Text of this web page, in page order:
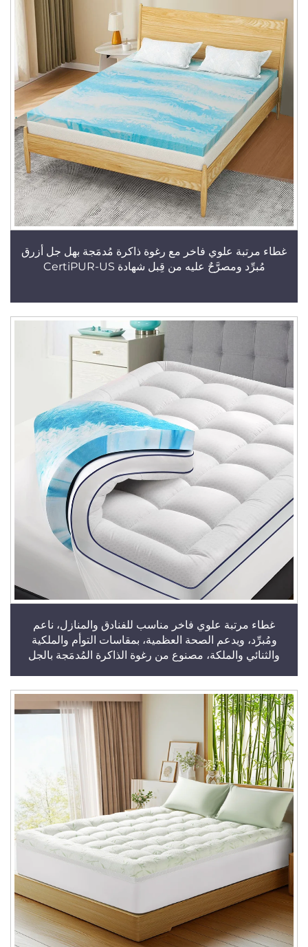
غطاء مرتبة علوي فاخر مع رغوة ذاكرة مُدمَجة بهل جل أزرق
مُبرِّد ومصرَّحٌ عليه من قِبل شهادة CertiPUR-US
غطاء مرتبة علوي فاخر مناسب للفنادق والمنازل، ناعم
ومُبرِّد، ويدعم الصحة العظمية، بمقاسات التوأم والملكية
والثنائي والملكة، مصنوع من رغوة الذاكرة المُدمَجة بالجل